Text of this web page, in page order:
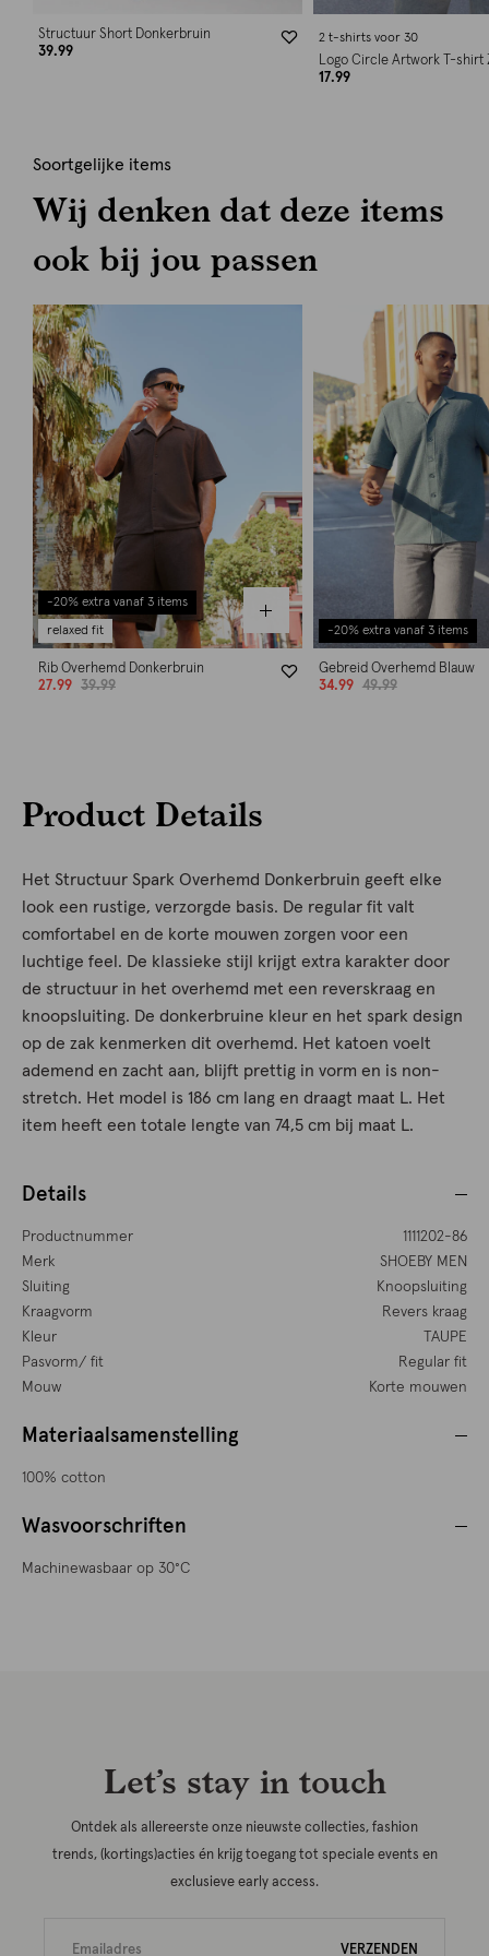
Structuur Short Donkerbruin
39.99
2 t-shirts voor 30
Logo Circle Artwork T-shirt
17.99
Soortgelijke items
Wij denken dat deze items
ook bij jou passen
-20% extra vanaf 3 items
relaxed fit
Rib Overhemd Donkerbruin
27.99
39.99
-20% extra vanaf 3 items
Gebreid Overhemd Blauw
34.99
49.99
Product Details
Het Structuur Spark Overhemd Donkerbruin geeft elke
look een rustige, verzorgde basis. De regular fit valt
comfortabel en de korte mouwen zorgen voor een
luchtige feel. De klassieke stijl krijgt extra karakter door
de structuur in het overhemd met een reverskraag en
knoopsluiting. De donkerbruine kleur en het spark design
op de zak kenmerken dit overhemd. Het katoen voelt
ademend en zacht aan, blijft prettig in vorm en is non-
stretch. Het model is 186 cm lang en draagt maat L. Het
item heeft een totale lengte van 74,5 cm bij maat L.
Details
Productnummer
1111202-86
Merk
SHOEBY MEN
Sluiting
Knoopsluiting
Kraagvorm
Revers kraag
Kleur
TAUPE
Pasvorm/ fit
Regular fit
Mouw
Korte mouwen
Materiaalsamenstelling
100% cotton
Wasvoorschriften
Machinewasbaar op 30°C
Let’s stay in touch
Ontdek als allereerste onze nieuwste collecties, fashion
trends, (kortings)acties én krijg toegang tot speciale events en
exclusieve early access.
VERZENDEN